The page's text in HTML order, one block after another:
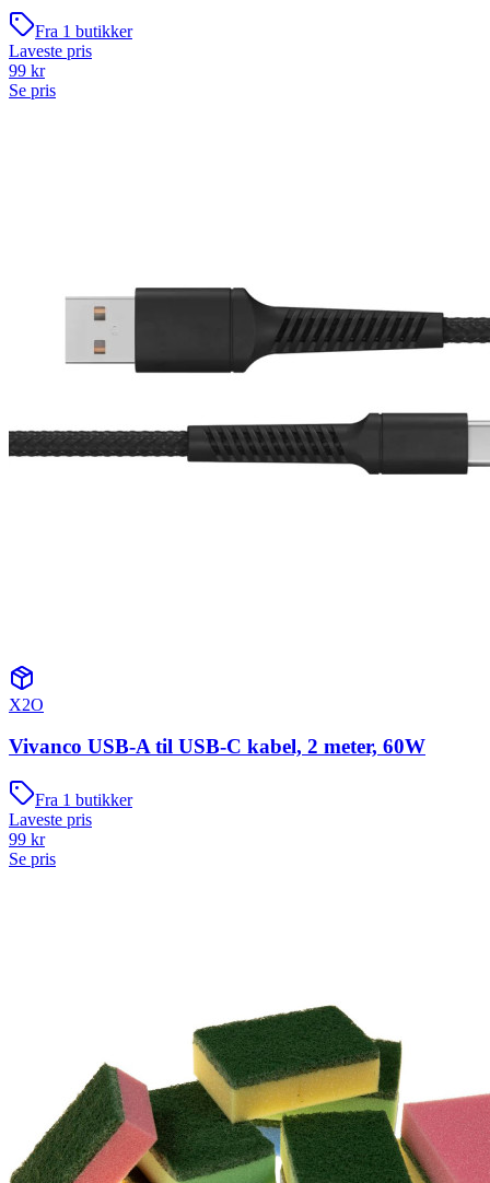
Fra 1 butikker
Laveste pris
99 kr
Se pris
X2O
Vivanco USB-A til USB-C kabel, 2 meter, 60W
Fra 1 butikker
Laveste pris
99 kr
Se pris